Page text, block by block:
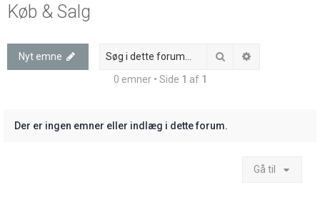
Køb & Salg
Nyt emne Søg
0 emner • Side 1 af 1
Der er ingen emner eller indlæg i dette forum.
Gå til